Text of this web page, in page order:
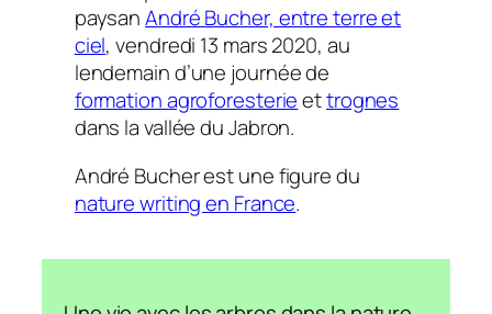
paysanAndré Bucher, entre terre et
ciel, vendredi 13 mars 2020, au
lendemain d’une journée de
formation agroforesterieettrognes
dans lavallée du Jabron.
André Bucher est une figure du
nature writing en France.